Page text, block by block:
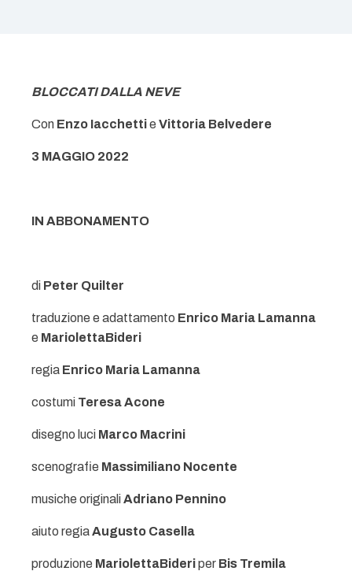
BLOCCATI DALLA NEVE
Con Enzo Iacchettie Vittoria Belvedere
3 MAGGIO 2022
IN ABBONAMENTO
di Peter Quilter
traduzione e adattamento Enrico Maria Lamanna
e MariolettaBideri
regia Enrico Maria Lamanna
costumi Teresa Acone
disegno luci Marco Macrini
scenografie Massimiliano Nocente
musiche originaliAdriano Pennino
aiuto regiaAugusto Casella
produzione MariolettaBideriper Bis Tremila